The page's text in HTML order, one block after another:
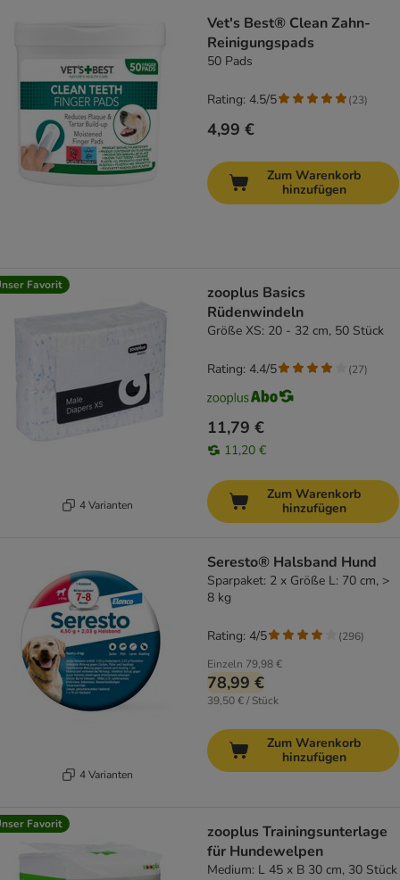
Vet's Best® Clean Zahn-
Reinigungspads
50 Pads
4,99 €
Rating: 4.5/5 (23)
Zum Warenkorb
hinzufügen
Favorit
4 Varianten
zooplus Basics
Rüdenwindeln
Größe XS: 20 - 32 cm, 50 Stück
11,79 €
11,20 €
Rating: 4.4/5 (27)
Zum Warenkorb
hinzufügen
4 Varianten
Seresto® Halsband Hund
Sparpaket: 2 x Größe L: 70 cm, >
8 kg
Einzeln 79,98 €
78,99 €
39,50 € / Stück
Rating: 4/5 (296)
Zum Warenkorb
hinzufügen
Favorit
zooplus Trainingsunterlage
für Hundewelpen
Medium: L 45 x B 30 cm, 30 Stück